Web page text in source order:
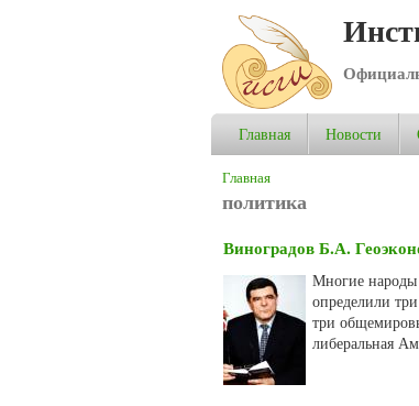
Главная Новости
Вы здесь
Главная
политика
Виноградов Б.А.
Многие народы
определили
три
либеральная